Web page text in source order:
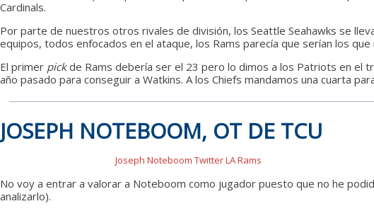
Cardinals.
Por parte de nuestros otros rivales de división, los Seattle Seahawks se
equipos, todos enfocados en el ataque, los Rams parecía que serían los
El primer pickde Rams debería ser el 23 pero lo dimos a los Patriots en el
año pasado para conseguir a Watkins. A los Chiefs mandamos una cuarta
JOSEPH NOTEBOOM, OT DE TCU
Joseph Noteboom Twitter LA Rams
No voy a entrar a valorar a Noteboom como jugador puesto que no he
analizarlo).